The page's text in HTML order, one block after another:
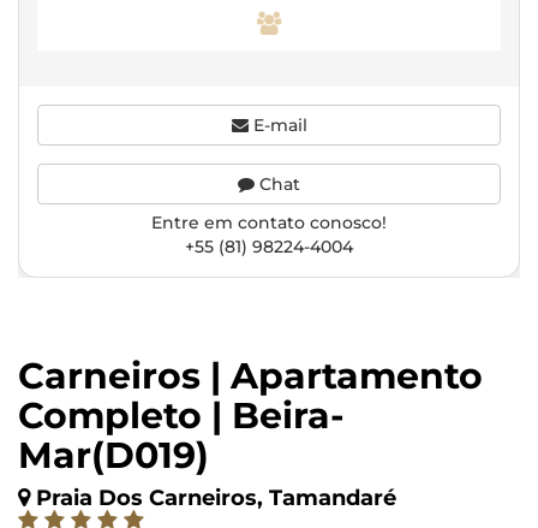
Carneiros | Apartamento
Completo | Beira-
Mar(D019)
Praia Dos Carneiros, Tamandaré
E-mail
Chat
Entre em contato conosco!
+55 (81) 98224-4004